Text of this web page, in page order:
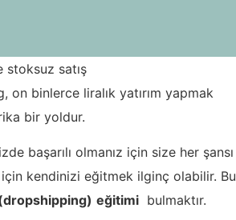
satış
binlerce liralık yatırım yapmak
bir yoldur.
başarılı olmanız için size her şansı
kendinizi eğitmek ilginç olabilir. Bu
eğitimi bulmaktır.